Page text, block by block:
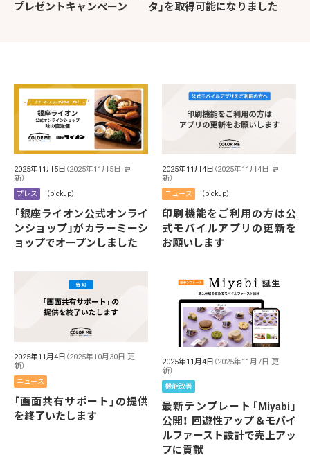
プレゼントキャンペーン
タ」を取得可能になりました
2025年11月5日 （2025年11月5日 更
新）
プレス （pickup）
「銀座ライオン公式オンライ
ンショップ」がカラーミーシ
ョップでオープンしました
2025年11月4日 （2025年11月4日 更
新）
ニュース （pickup）
印刷機能をご利用の方は公
式モバイルアプリの更新を
お願いします
2025年11月4日 （2025年10月30日 更
新）
ニュース
「画面共有サポート」の提供
を終了いたします
2025年11月4日 （2025年11月7日 更
新）
機能改善
最新テンプレート「Miyabi」
公開！ 回遊性アップ＆モバイ
ルファースト設計で売上アッ
プに貢献